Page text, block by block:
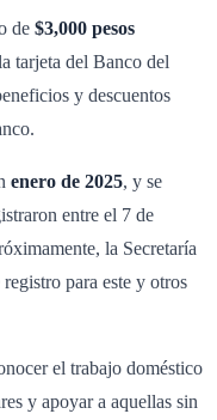
de $3,000 pesos
tarjeta del Banco del
y descuentos
enero de 2025, y se
entre el 7 de
la Secretaría
para este y otros
el trabajo doméstico
y apoyar a aquellas sin